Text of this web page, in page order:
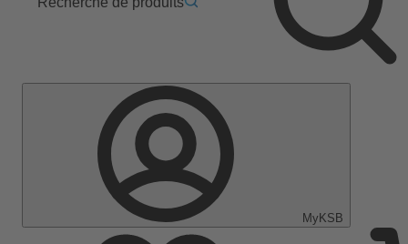
MyKSB